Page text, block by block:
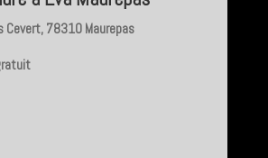
Cevert, 78310 Maurepas